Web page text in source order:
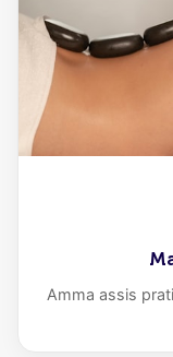
Amma assis